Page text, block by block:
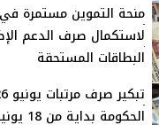
لاستكمال صرف الدعم
البطاقات المستحقة
الحكومة بداية من 18 يونيو